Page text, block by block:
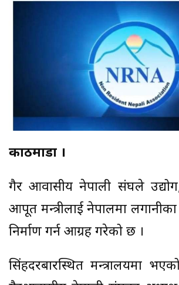
काठमाडौँ ।
गैर आवासीय नेपाली संघले
आपूर्ति मन्त्रीलाई नेपालमा
निर्माण गर्न आग्रह गरेको छ ।
सिंहदरबारस्थित मन्त्रालयमा